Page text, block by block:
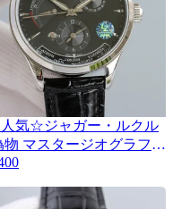
気☆ジャガー・ルクル
物 マスタージオグラフィ
Jam66885